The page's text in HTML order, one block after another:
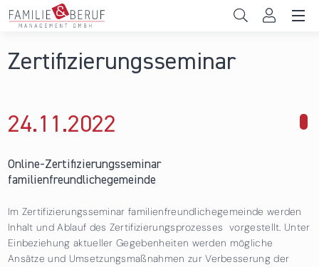
Direkt zum Inhalt
Hochschulen
Das sind wir
News & Events
Zertifizierungsseminar
24.11.2022
Online-Zertifizierungsseminar
familienfreundlichegemeinde
Im Zertifizierungsseminar familienfreundlichegemeinde werden
Inhalt und Ablauf des Zertifizierungsprozesses vorgestellt. Unter
Einbeziehung aktueller Gegebenheiten werden mögliche
Ansätze und Umsetzungsmaßnahmen zur Verbesserung der